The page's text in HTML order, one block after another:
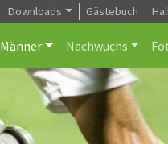
Downloads Gästebuch
Männer Nachwuchs